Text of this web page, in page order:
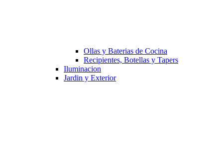
Ollas y Baterias de Cocina
Recipientes, Botellas y Tapers
Iluminacion
Jardin y Exterior